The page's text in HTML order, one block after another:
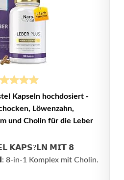
Kapseln hochdosiert -
Löwenzahn,
und Cholin für die Leber
𝗞𝗔𝗣𝗦?𝗟𝗡 𝗠𝗜𝗧 𝟴
in-1 Komplex mit Cholin.